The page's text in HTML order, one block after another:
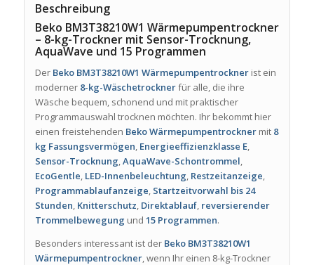
Beschreibung
Beko BM3T38210W1 Wärmepumpentrockner
– 8-kg-Trockner mit Sensor-Trocknung,
AquaWave und 15 Programmen
Der Beko BM3T38210W1 Wärmepumpentrocknerist ein
moderner 8-kg-Wäschetrocknerfür alle, die ihre
Wäsche bequem, schonend und mit praktischer
Programmauswahl trocknen möchten. Ihr bekommt hier
einen freistehenden Beko Wärmepumpentrocknermit 8
kg Fassungsvermögen, Energieeffizienzklasse E,
Sensor-Trocknung,AquaWave-Schontrommel,
EcoGentle, LED-Innenbeleuchtung, Restzeitanzeige,
Programmablaufanzeige, Startzeitvorwahl bis 24
Stunden, Knitterschutz, Direktablauf, reversierender
Trommelbewegung und 15 Programmen.
Besonders interessant ist der Beko BM3T38210W1
Wärmepumpentrockner, wenn Ihr einen 8-kg-Trockner